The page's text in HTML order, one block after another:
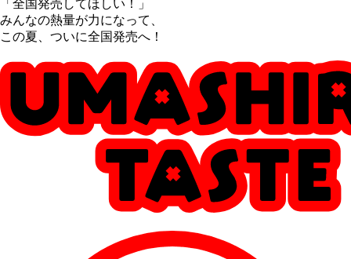
「全国発売してほしい！」
みんなの熱量が力になって、
この夏、ついに全国発売へ！